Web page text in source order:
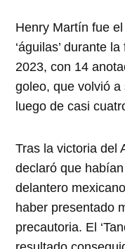
Henry Martín fue
‘águilas’ durante
2023, con 14
goleo, que volvió a
luego de casi
Tras la victoria del
declaró que
delantero
haber presentado
precautoria. El